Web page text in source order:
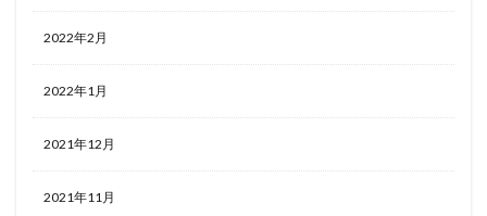
2022年2月
2022年1月
2021年12月
2021年11月